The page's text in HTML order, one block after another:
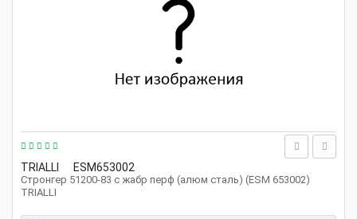
TRIALLI ESM653002
Стронгер 51200-83 с жабр перф (алюм сталь) (ESM 653002)
TRIALLI